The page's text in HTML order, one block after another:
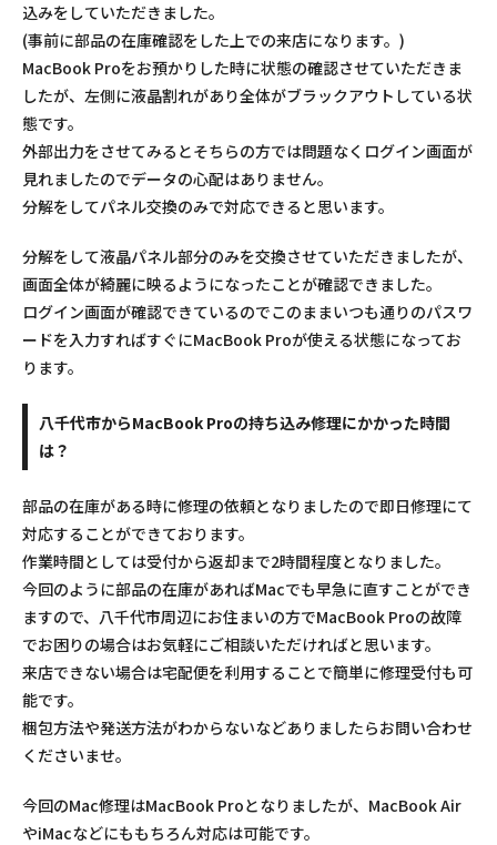
込みをしていただきました。
(事前に部品の在庫確認をした上での来店になります。)
MacBook Proをお預かりした時に状態の確認させていただきま
したが、左側に液晶割れがあり全体がブラックアウトしている状
態です。
外部出力をさせてみるとそちらの方では問題なくログイン画面が
見れましたのでデータの心配はありません。
分解をしてパネル交換のみで対応できると思います。
分解をして液晶パネル部分のみを交換させていただきましたが、
画面全体が綺麗に映るようになったことが確認できました。
ログイン画面が確認できているのでこのままいつも通りのパスワ
ードを入力すればすぐにMacBook Proが使える状態になってお
ります。
八千代市からMacBook Proの持ち込み修理にかかった時間
は？
部品の在庫がある時に修理の依頼となりましたので即日修理にて
対応することができております。
作業時間としては受付から返却まで2時間程度となりました。
今回のように部品の在庫があればMacでも早急に直すことができ
ますので、八千代市周辺にお住まいの方でMacBook Proの故障
でお困りの場合はお気軽にご相談いただければと思います。
来店できない場合は宅配便を利用することで簡単に修理受付も可
能です。
梱包方法や発送方法がわからないなどありましたらお問い合わせ
くださいませ。
今回のMac修理はMacBook Proとなりましたが、MacBook Air
やiMacなどにももちろん対応は可能です。